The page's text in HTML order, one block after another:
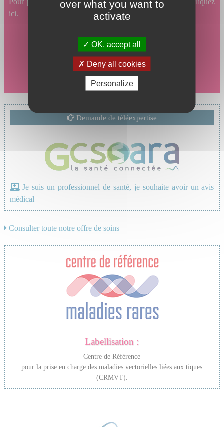
ici.
Demande de téléexpertise
Je suis un professionnel de santé, je souhaite avoir un avis
médical
Consulter toute notre offre de soins
Labellisation :
Centre de Référence
pour la prise en charge des maladies vectorielles liées aux tiques
(CRMVT).
over what you want to
activate
OK, accept all
Deny all cookies
Personalize